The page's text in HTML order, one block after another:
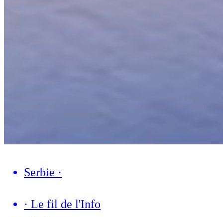
Serbie ·
· Le fil de l'Info